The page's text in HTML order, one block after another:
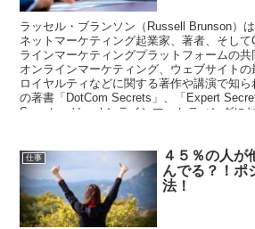
ラッセル・ブランソン（Russell Brunson）
ネットマーケティング起業家、著者、そし
ラインマーケティングプラットフォームの共
オンラインマーケティング、ウェブサイト
ロイヤルティなどに関する著作や講演で知
の著書「DotCom Secrets」、「Expert
Secrets」は、オンラインマーケティングに
仕事
４５％の人が
んでる？！ポ
法！